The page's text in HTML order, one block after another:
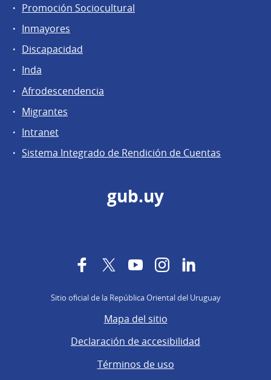
Promoción Sociocultural
Inmayores
Discapacidad
Inda
Afrodescendencia
Migrantes
Intranet
Sistema Integrado de Rendición de Cuentas
gub.uy
FacebookTwitterYouTubeInstagram
Sitio oficial de la República Oriental del Uruguay
Mapa del sitio
Declaración de accesibilidad
Términos de uso